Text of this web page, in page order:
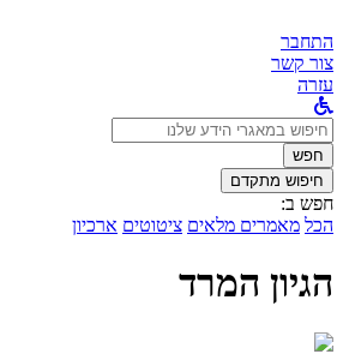
התחבר
צור קשר
עזרה
לחפש
ב:חפש
חיפוש מתקדם
חפש ב:
הכל מאמרים מלאים ציטוטים ארכיון
הגיון המרד